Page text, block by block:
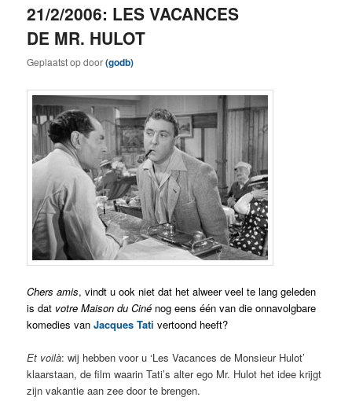
21/2/2006: LES VACANCES
DE MR. HULOT
Geplaatst opdoor(godb)
Chers amis, vindt u ook niet dat het alweer veel te lang geleden
is dat votre Maison du Ciné nog eens één van die onnavolgbare
komedies vanJacques Tati vertoond heeft?
Et voilà: wij hebben voor u ‘Les Vacances de Monsieur Hulot’
klaarstaan, de film waarin Tati’s alter ego Mr. Hulot het idee krijgt
zijn vakantie aan zee door te brengen.